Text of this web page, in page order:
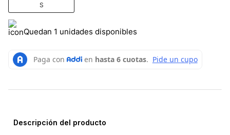
S
Quedan 1 unidades disponibles
Descripción del producto